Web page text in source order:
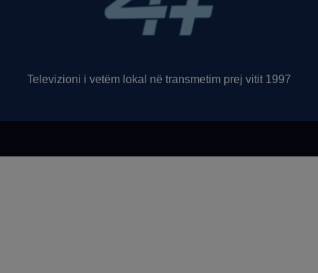
Televizioni i vetëm lokal në transmetim prej vitit 1997